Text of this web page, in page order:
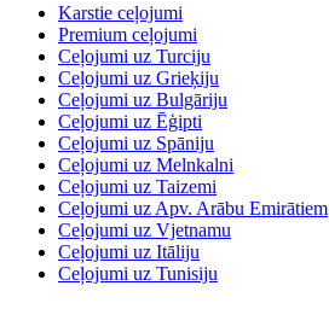
Karstie ceļojumi
Premium ceļojumi
Ceļojumi uz Turciju
Ceļojumi uz Grieķiju
Ceļojumi uz Bulgāriju
Ceļojumi uz Ēģipti
Ceļojumi uz Spāniju
Ceļojumi uz Melnkalni
Ceļojumi uz Taizemi
Ceļojumi uz Apv. Arābu Emirātiem
Ceļojumi uz Vjetnamu
Ceļojumi uz Itāliju
Ceļojumi uz Tunisiju